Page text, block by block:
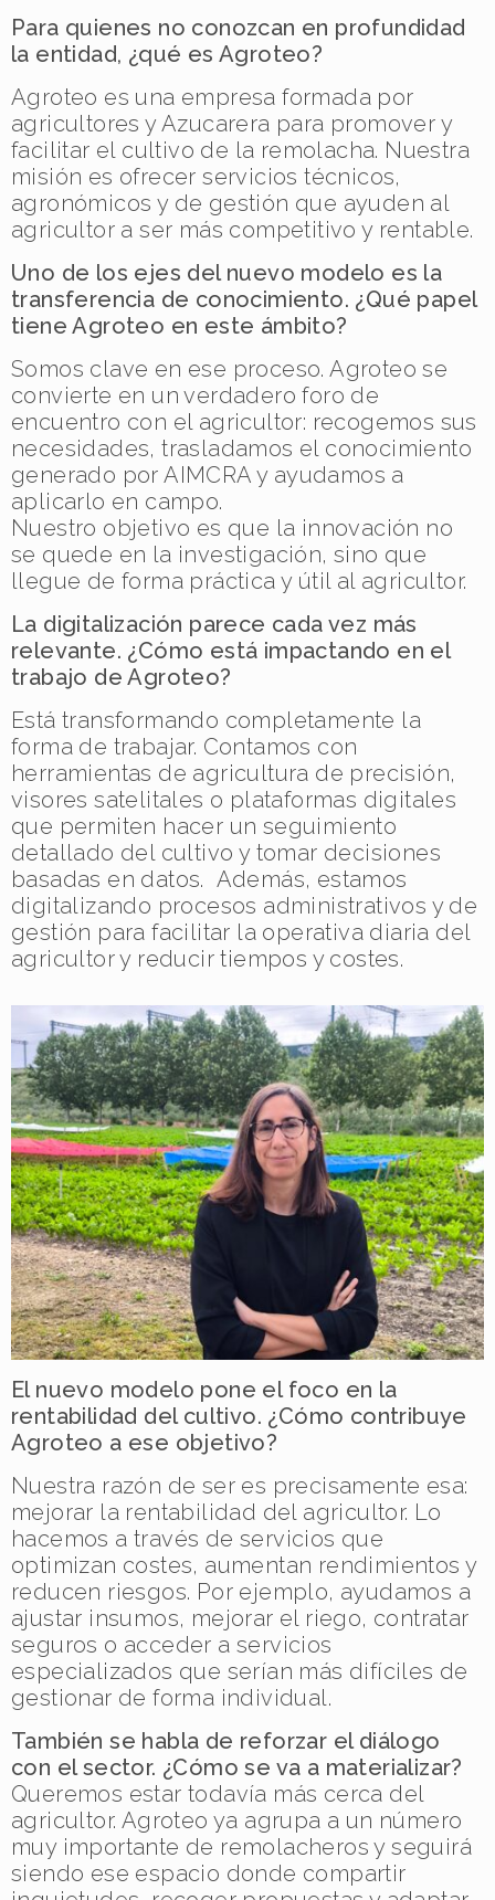
Para quienes no conozcan en profundidad
la entidad, ¿qué es Agroteo?
Agroteo es una empresa formada por
agricultores y Azucarera para promover y
facilitar el cultivo de la remolacha. Nuestra
misión es ofrecer servicios técnicos,
agronómicos y de gestión que ayuden al
agricultor a ser más competitivo y rentable.
Uno de los ejes del nuevo modelo es la
transferencia de conocimiento. ¿Qué papel
tiene Agroteo en este ámbito?
Somos clave en ese proceso. Agroteo se
convierte en un verdadero foro de
encuentro con el agricultor: recogemos sus
necesidades, trasladamos el conocimiento
generado por AIMCRA y ayudamos a
aplicarlo en campo.
Nuestro objetivo es que la innovación no
se quede en la investigación, sino que
llegue de forma práctica y útil al agricultor.
La digitalización parece cada vez más
relevante. ¿Cómo está impactando en el
trabajo de Agroteo?
Está transformando completamente la
forma de trabajar. Contamos con
herramientas de agricultura de precisión,
visores satelitales o plataformas digitales
que permiten hacer un seguimiento
detallado del cultivo y tomar decisiones
basadas en datos. Además, estamos
digitalizando procesos administrativos y de
gestión para facilitar la operativa diaria del
agricultor y reducir tiempos y costes.
El nuevo modelo pone el foco en la
rentabilidad del cultivo. ¿Cómo contribuye
Agroteo a ese objetivo?
Nuestra razón de ser es precisamente esa:
mejorar la rentabilidad del agricultor. Lo
hacemos a través de servicios que
optimizan costes, aumentan rendimientos y
reducen riesgos. Por ejemplo, ayudamos a
ajustar insumos, mejorar el riego, contratar
seguros o acceder a servicios
especializados que serían más difíciles de
gestionar de forma individual.
También se habla de reforzar el diálogo
con el sector. ¿Cómo se va a materializar?
Queremos estar todavía más cerca del
agricultor. Agroteo ya agrupa a un número
muy importante de remolacheros y seguirá
siendo ese espacio donde compartir